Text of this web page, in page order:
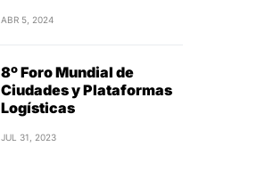
ABR 5, 2024
8º Foro Mundial de
Ciudades y Plataformas
Logísticas
JUL 31, 2023